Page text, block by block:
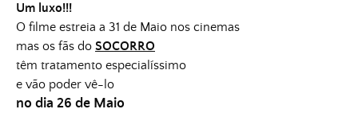
Um luxo!!!
O filme estreia a 31 de Maio nos cinemas
mas os fãs do SOCORRO
têm tratamento especialíssimo
e vão poder vê-lo
no dia 26 de Maio